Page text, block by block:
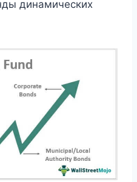
динамических